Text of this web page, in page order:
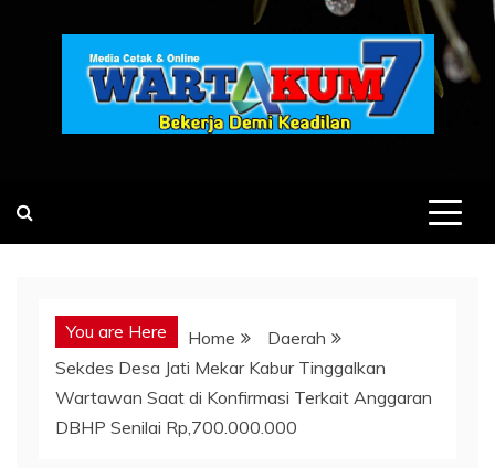
You are Here Home
Daerah
Sekdes Desa Jati Mekar Kabur Tinggalkan
Wartawan Saat di Konfirmasi Terkait Anggaran
DBHP Senilai Rp,700.000.000